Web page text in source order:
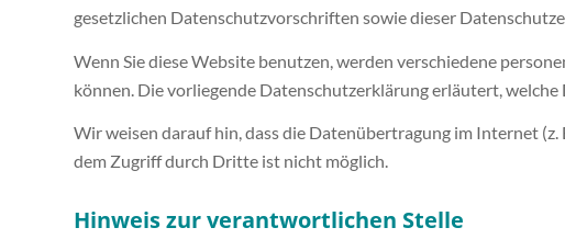
gesetzlichen Datenschutzvorschriften sowie dieser
Wenn Sie diese Website benutzen, werden verschiedene
können. Die vorliegende Datenschutzerklärung erläutert,
Wir weisen darauf hin, dass die Datenübertragung im Internet
dem Zugriff durch Dritte ist nicht möglich.
Hinweis zur verantwortlichen Stelle